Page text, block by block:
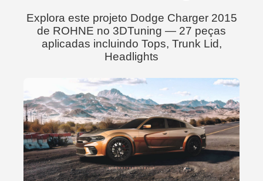
Explora este projeto Dodge Charger 2015
de ROHNE no 3DTuning — 27 peças
aplicadas incluindo Tops, Trunk Lid,
Headlights